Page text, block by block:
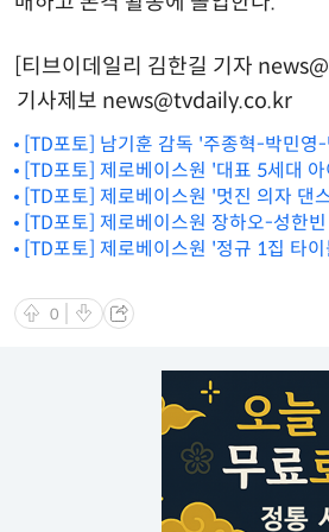
[티브이데일리 김한길 기자
기사제보 news@tvdaily.co.kr
[TD포토] 남기훈 감독 '주종혁-박민영
[TD포토] 제로베이스원 '대표 5세대
[TD포토] 제로베이스원 '멋진 의자 댄
[TD포토] 제로베이스원 장하오-성한
[TD포토] 제로베이스원 '정규 1집 타
0